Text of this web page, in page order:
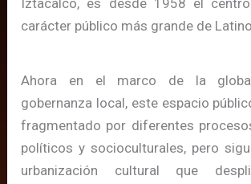
Iztacalco, es desde 1958 el
carácter público más grande de
Ahora en el marco de la
gobernanza local, este espacio
fragmentado por diferentes
políticos y socioculturales, pero
urbanización cultural que